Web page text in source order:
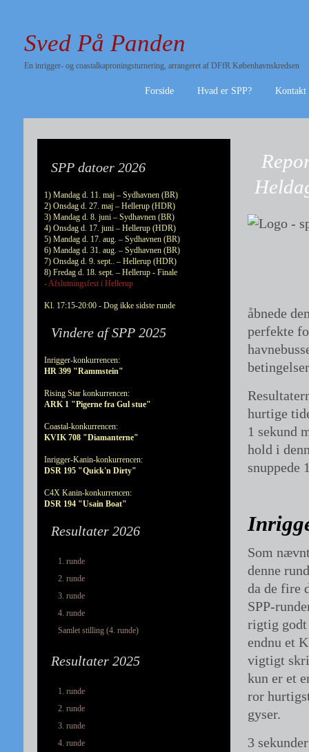
Sved På Panden
En inrigger- og coastalkaproningsturnering, arrangeret af DFfR Københavnskredsen
Forside Hvad er SPP? Kontakt
SPP datoer 2026
1) Mandag d. 11. maj – Sydhavnen (BR)
2) Onsdag d. 27. maj – Hellerup (HDR)
3) Mandag d. 8. juni – Sydhavnen (BR)
4) Onsdag d. 17. juni – Hellerup (HDR)
5) Mandag d. 17. aug. – Sydhavnen (BR)
6) Mandag d. 31. aug. – Sydhavnen (BR)
7) Onsdag d. 9. sept.. – Hellerup (HDR)
8) Fredag d. 18. sept. – Hellerup - Finale
- Afslutningsfest i Hellerup
Kl. 17:15-20:00 - Dog ikke sidste runde
Vindere af SPP 2025
Inrigger-konkurrencen:
HR 399 "Rammstein"
Rising Star konkurrencen:
ARK 1 "Pigerne fra Gul stue"
Coastal-konkurrencen:
KVIK 708 "Diamanterne"
Inrigger-Kanin-konkurrencen:
DSR 195 "Quick'n Dirty"
C4X Kanin-konkurrencen:
DSR 194 "Usain Boat"
Resultater 2026
1. runde
2. runde
3. runde
4. runde
Samlet stilling (4. runde)
Resultater 2025
1. runde
2. runde
3. runde
4. runde
åbnede
perfekte
hurtige
1 sekund
hold i
snuppede
Som
denne
da de fire
SPP-
rigtig godt
endnu et
vigtigt
kun er et
ror
gyser.
3